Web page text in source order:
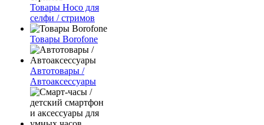
Товары Hoco для
селфи / стримов
Товары Borofone
Автотовары /
Автоаксессуары